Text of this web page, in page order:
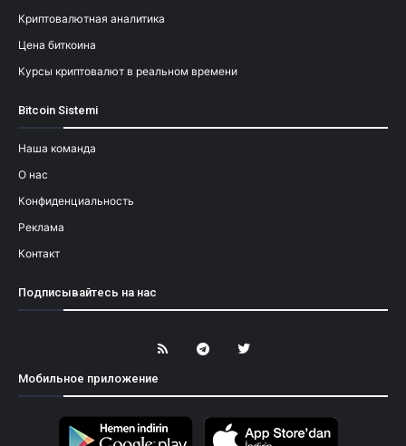
Криптовалютная аналитика
Цена биткоина
Курсы криптовалют в реальном времени
Bitcoin Sistemi
Наша команда
О нас
Конфиденциальность
Реклама
Контакт
Подписывайтесь на нас
Мобильное приложение